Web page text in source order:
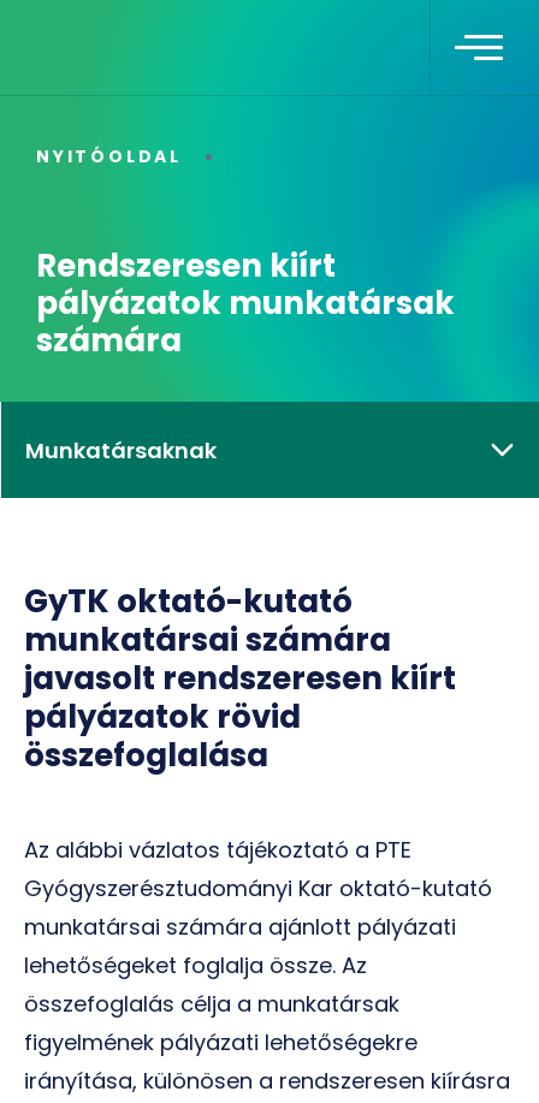
NYITÓOLDAL
Rendszeresen kiírt
pályázatok munkatársak
számára
GyTK oktató-kutató
munkatársai számára
javasolt rendszeresen kiírt
pályázatok rövid
összefoglalása
Az alábbi vázlatos tájékoztató a PTE
Gyógyszerésztudományi Kar oktató-kutató
munkatársai számára ajánlott pályázati
lehetőségeket foglalja össze. Az
összefoglalás célja a munkatársak
figyelmének pályázati lehetőségekre
irányítása, különösen a rendszeresen kiírásra
Munkatársaknak